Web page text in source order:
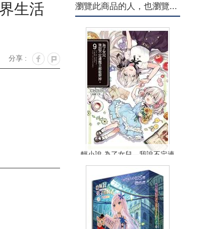
澳門 菲律賓
生活
分享 :
瀏覽此商品的人，也瀏覽...
輕小說 為了女兒，我說不定連
魔王都能幹掉。(09)限定版 完
NT$399 90折 NT$360
(USD11.95)